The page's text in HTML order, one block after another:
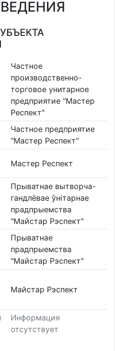
Частное
производственно-
торговое унитарное
предприятие "Мастер
Респект"
Частное предприятие
"Мастер Респект"
Мастер Респект
Прыватнае вытворча-
гандлёвае ўнітарнае
прадпрыемства
"Майстар Рэспект"
Прыватнае
прадпрыемства
"Майстар Рэспект"
Майстар Рэспект
Информация
отсутствует